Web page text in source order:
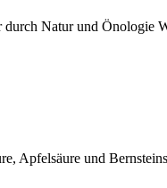
Natur und Önologie
Apfelsäure und